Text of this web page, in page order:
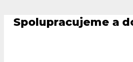
Spolupracujeme a